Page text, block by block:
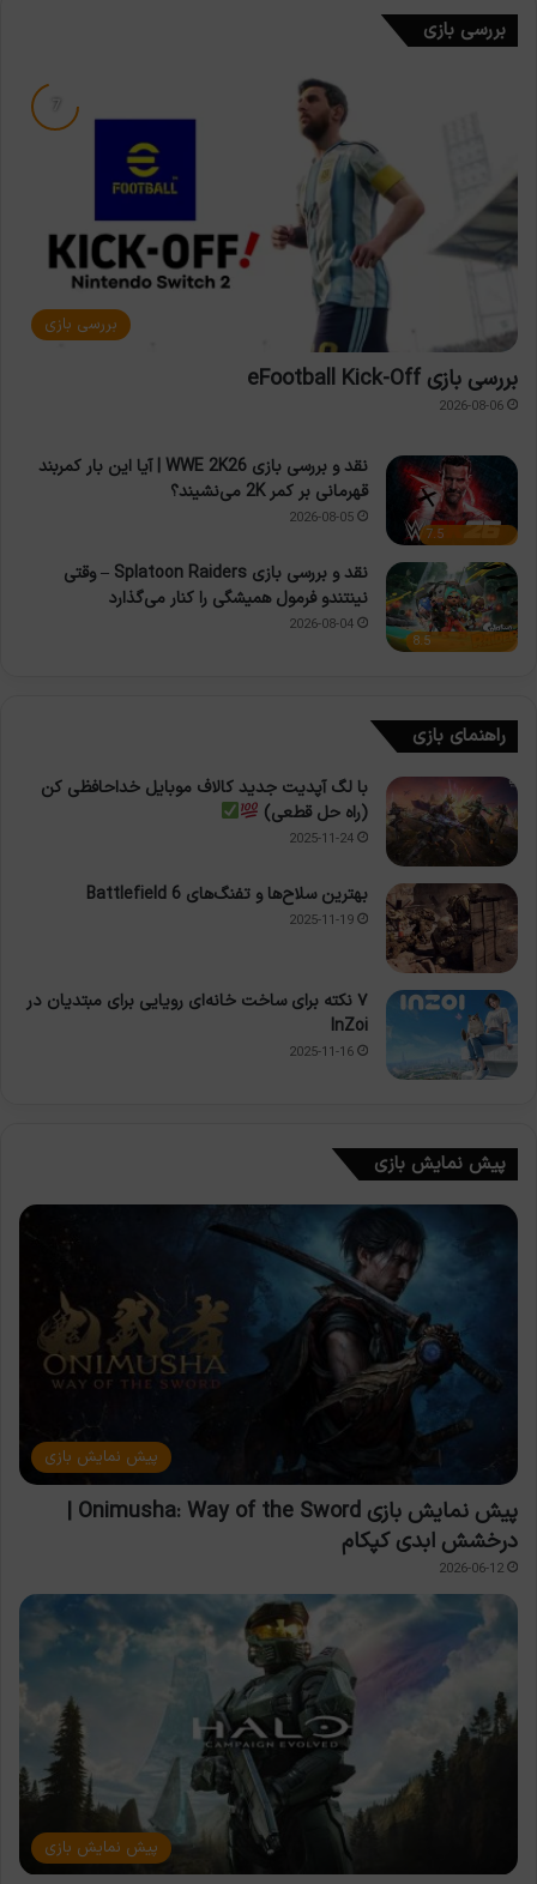
بررسی بازی
بررسی بازی
بررسی بازی eFootball Kick-Off
2026-08-06
7.5
نقد و بررسی بازی WWE 2K26 | آیا این بار کمربند
قهرمانی بر کمر 2K می‌نشیند؟
2026-08-05
8.5
نقد و بررسی بازی Splatoon Raiders – وقتی
نینتندو فرمول همیشگی را کنار می‌گذارد
2026-08-04
راهنمای بازی
با لگ آپدیت جدید کالاف موبایل خداحافظی کن
(راه حل قطعی)
2025-11-24
بهترین سلاح‌ها و تفنگ‌های Battlefield 6
2025-11-19
۷ نکته برای ساخت خانه‌ای رویایی برای مبتدیان در
InZoi
2025-11-16
پیش نمایش بازی
پیش نمایش بازی
پیش نمایش بازی Onimusha: Way of the Sword |
درخشش ابدی کپکام
2026-06-12
پیش نمایش بازی